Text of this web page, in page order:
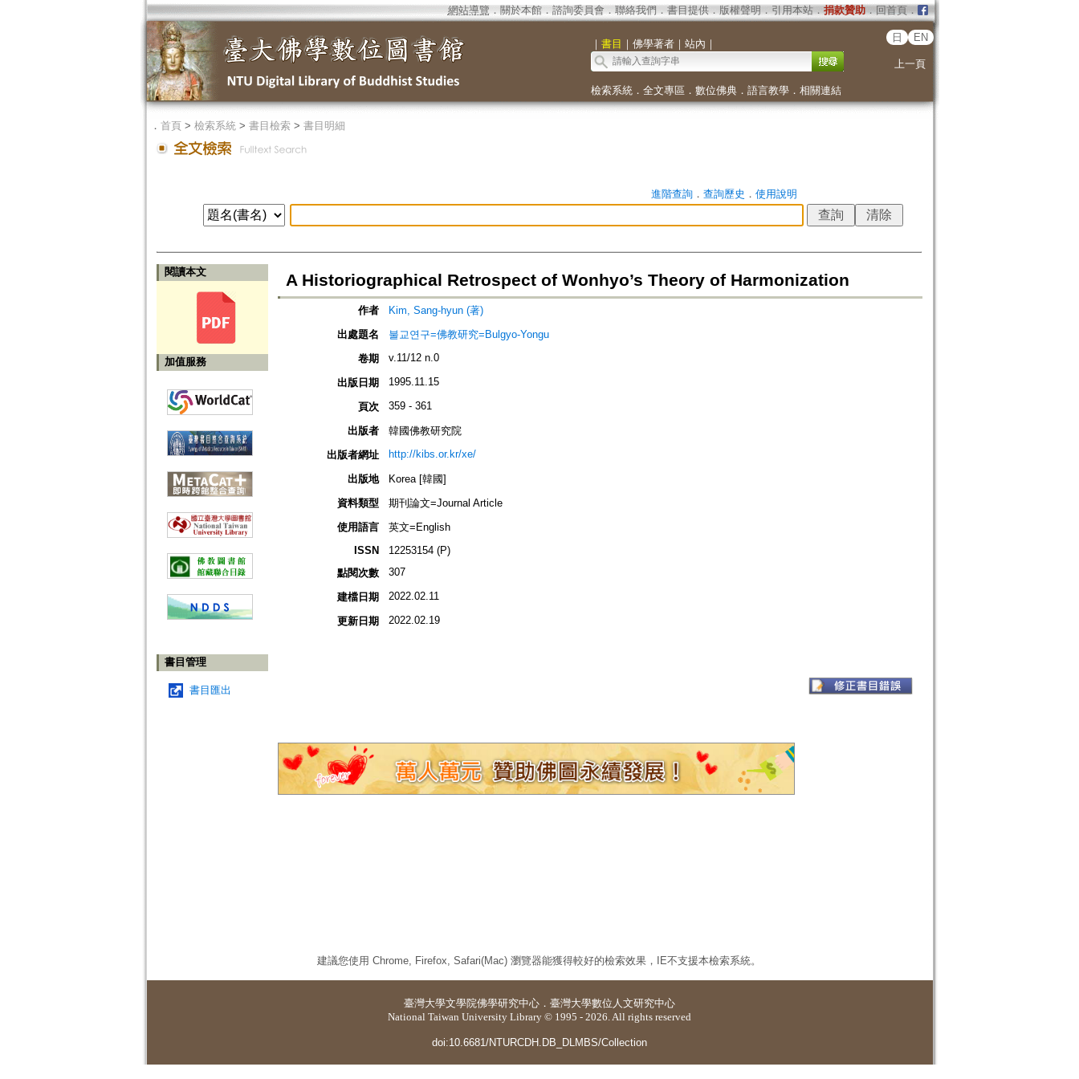
網站導覽 ． 關於本館． 諮詢委員會． 聯絡我們 ． 書目提供． 版權聲明 ． 引用本站． 捐款贊助．回首頁．
｜ 書目 ｜ 佛學著者｜ 站內 ｜
日 EN
上一頁
檢索系統． 全文專區 ． 數位佛典． 語言教學． 相關連結
． 首頁> 檢索系統> 書目檢索> 書目明細
進階查詢． 查詢歷史 ． 使用說明
閱讀本文
加值服務
書目管理
書目匯出
A Historiographical Retrospect of Wonhyo’s Theory of Harmonization
作者
Kim, Sang-hyun (著)
出處題名
불교연구=佛教研究=Bulgyo-Yongu
卷期
v.11/12 n.0
出版日期 1995.11.15
頁次 359 - 361
出版者
韓國佛教研究院
出版者網址
http://kibs.or.kr/xe/
出版地
Korea [韓國]
資料類型
期刊論文=Journal Article
使用語言
英文=English
ISSN
12253154 (P)
點閱次數
307
建檔日期 2022.02.11
更新日期 2022.02.19
建議您使用 Chrome, Firefox, Safari(Mac) 瀏覽器能獲得較好的檢索效果，IE不支援本檢索系統。
臺灣大學文學院佛學研究中心 ． 臺灣大學數位人文研究中心
National Taiwan University Library © 1995 - 2026. All rights reserved
doi:10.6681/NTURCDH.DB_DLMBS/Collection